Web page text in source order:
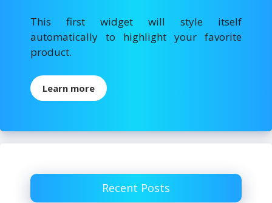
This first widget will style itself
automatically to highlight your favorite
product.
Learn more
Recent Posts